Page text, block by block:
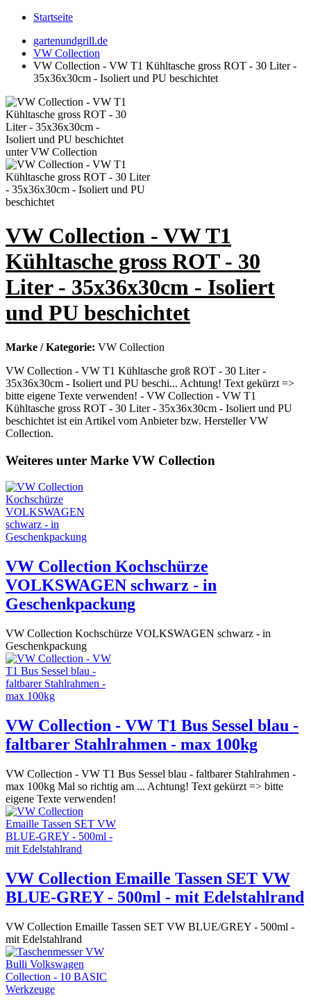
Startseite
gartenundgrill.de
VW Collection
VW Collection - VW T1 Kühltasche gross ROT - 30 Liter -
35x36x30cm - Isoliert und PU beschichtet
VW Collection - VW T1
Kühltasche gross ROT - 30
Liter - 35x36x30cm - Isoliert
und PU beschichtet
Marke / Kategorie: VW Collection
VW Collection - VW T1 Kühltasche groß ROT - 30 Liter -
35x36x30cm - Isoliert und PU beschi... Achtung! Text gekürzt =>
bitte eigene Texte verwenden! - VW Collection - VW T1
Kühltasche gross ROT - 30 Liter - 35x36x30cm - Isoliert und PU
beschichtet ist ein Artikel vom Anbieter bzw. Hersteller VW
Collection.
Weiteres unter Marke VW Collection
VW Collection Kochschürze
VOLKSWAGEN schwarz - in
Geschenkpackung
VW Collection Kochschürze VOLKSWAGEN schwarz - in
Geschenkpackung
VW Collection - VW T1 Bus Sessel blau -
faltbarer Stahlrahmen - max 100kg
VW Collection - VW T1 Bus Sessel blau - faltbarer Stahlrahmen -
max 100kg Mal so richtig am ... Achtung! Text gekürzt => bitte
eigene Texte verwenden!
VW Collection Emaille Tassen SET VW
BLUE-GREY - 500ml - mit Edelstahlrand
VW Collection Emaille Tassen SET VW BLUE/GREY - 500ml -
mit Edelstahlrand